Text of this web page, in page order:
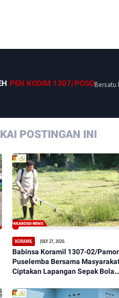
PEN KODIM 1307/POSOBersatu
POSTINGAN INI
KORAMIL JULY 27, 2026
Babinsa Koramil 1307-02/
Puselemba Bersama
Ciptakan Lapangan Sepak Bola